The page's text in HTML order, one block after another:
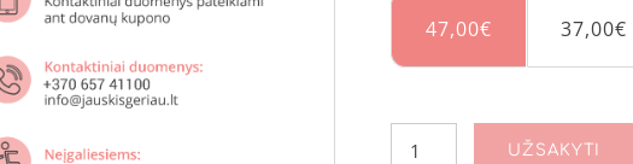
47,00€ 37,00€
UŽSAKYTI